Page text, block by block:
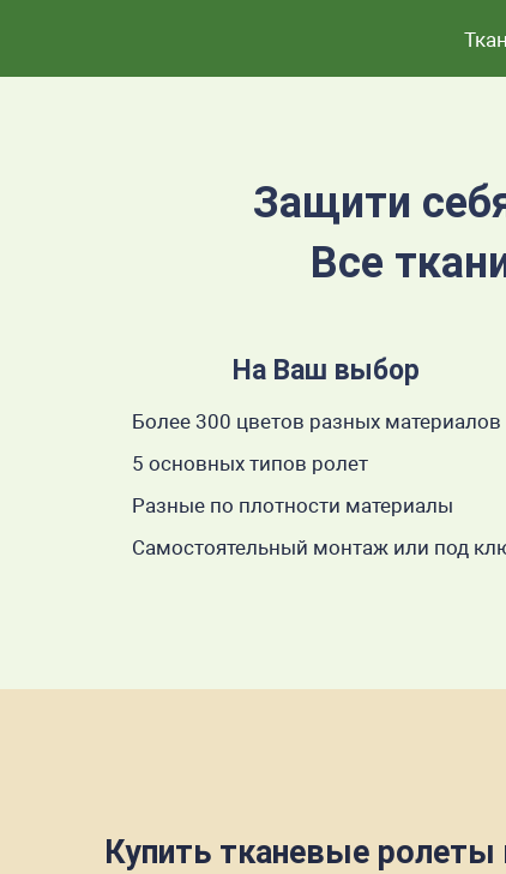
Защити
Все
На Ваш выбор
Более 300 цветов разных материалов
5 основных типов ролет
Разные по плотности материалы
Самостоятельный монтаж или под
Купить тканевые